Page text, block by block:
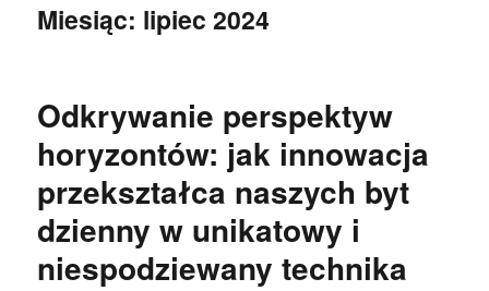
Miesiąc: lipiec 2024
Odkrywanie perspektyw
horyzontów: jak innowacja
przekształca naszych byt
dzienny w unikatowy i
niespodziewany technika